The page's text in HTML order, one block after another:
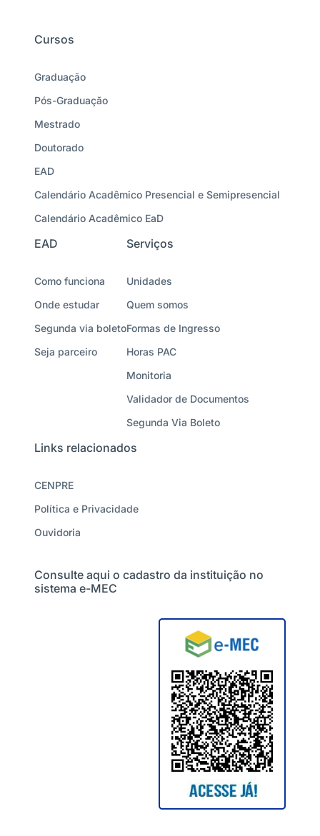
Cursos
Graduação
Pós-Graduação
Mestrado
Doutorado
EAD
Calendário Acadêmico Presencial e Semipresencial
Calendário Acadêmico EaD
EAD
Como funciona
Onde estudar
Segunda via boleto
Seja parceiro
Serviços
Unidades
Quem somos
Formas de Ingresso
Horas PAC
Monitoria
Validador de Documentos
Segunda Via Boleto
Links relacionados
CENPRE
Política e Privacidade
Ouvidoria
Consulte aqui o cadastro da instituição no
sistema e-MEC